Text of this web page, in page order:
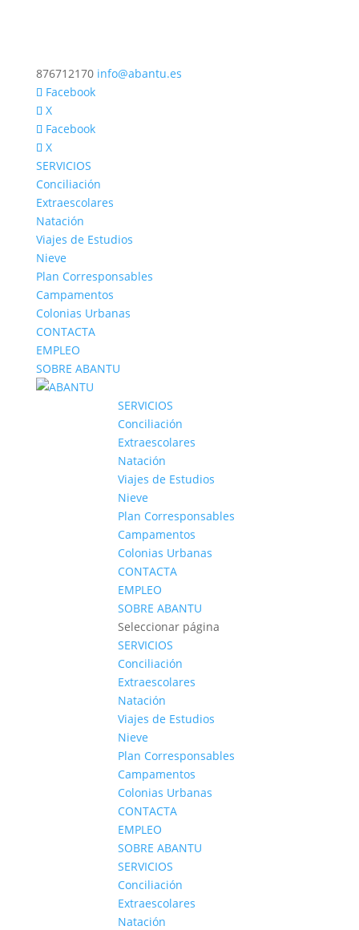
876712170 info@abantu.es
Facebook
X
Facebook
X
SERVICIOS
Conciliación
Extraescolares
Natación
Viajes de Estudios
Nieve
Plan Corresponsables
Campamentos
Colonias Urbanas
CONTACTA
EMPLEO
SOBRE ABANTU
SERVICIOS
Conciliación
Extraescolares
Natación
Viajes de Estudios
Nieve
Plan Corresponsables
Campamentos
Colonias Urbanas
CONTACTA
EMPLEO
SOBRE ABANTU
Seleccionar página
SERVICIOS
Conciliación
Extraescolares
Natación
Viajes de Estudios
Nieve
Plan Corresponsables
Campamentos
Colonias Urbanas
CONTACTA
EMPLEO
SOBRE ABANTU
SERVICIOS
Conciliación
Extraescolares
Natación